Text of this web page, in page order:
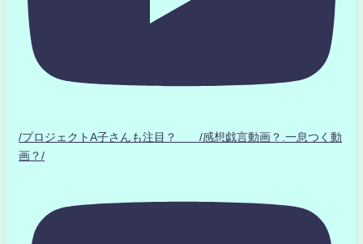
/プロジェクトA子さんも注目？ /感想戯言動画？.一息つく動
画？/